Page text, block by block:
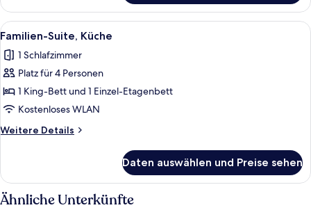
Zimmer,
2 Einzelbetten
Alle
Fotos
für
Familien-
Suite,
Küche
anzeigen
Ein Hotelzimmer mit einem Bett,
5
Familien-Suite, Küche
1 Schlafzimmer
Platz für 4 Personen
1 King-Bett und 1 Einzel-Etagenbett
Kostenloses WLAN
Weitere Details
Weitere
Suite,
Küche
Daten auswählen und Preise sehen
Ähnliche Unterkünfte